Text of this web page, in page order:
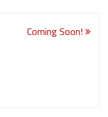
Coming Soon!